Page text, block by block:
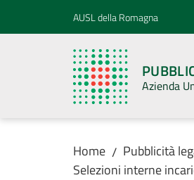
Vai al contenuto
Vai alla navigazioneAUSL della Romagna
Azienda
Home / Pubblicità
Selezioni interne